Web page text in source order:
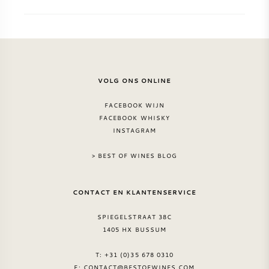
VOLG ONS ONLINE
FACEBOOK WIJN
FACEBOOK WHISKY
INSTAGRAM
> BEST OF WINES BLOG
CONTACT EN KLANTENSERVICE
SPIEGELSTRAAT 38C
1405 HX BUSSUM
T: +31 (0)35 678 0310
E: CONTACT@BESTOFWINES.COM